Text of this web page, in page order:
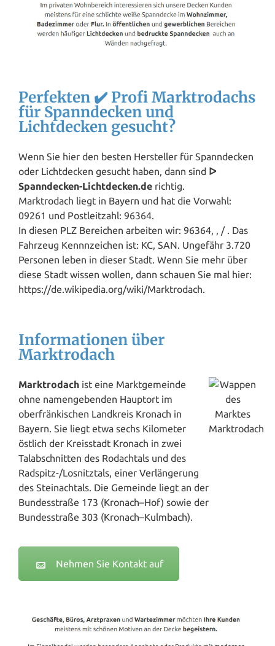
Perfekten ✔️ Profi Marktrodachs
für Spanndecken und
Lichtdecken gesucht?
Wenn Sie hier den besten Hersteller für Spanndecken
oder Lichtdecken gesucht haben, dann sind ᐅ
Spanndecken-Lichtdecken.de richtig.
Marktrodach liegt in Bayern und hat die Vorwahl:
09261 und Postleitzahl: 96364.
In diesen PLZ Bereichen arbeiten wir: 96364, , / . Das
Fahrzeug Kennnzeichen ist: KC, SAN. Ungefähr 3.720
Personen leben in dieser Stadt. Wenn Sie mehr über
diese Stadt wissen wollen, dann schauen Sie mal hier:
https://de.wikipedia.org/wiki/Marktrodach.
Informationen über
Marktrodach
Marktrodach ist eine Marktgemeinde
ohne namengebenden Hauptort im
oberfränkischen Landkreis Kronach in
Bayern. Sie liegt etwa sechs Kilometer
östlich der Kreisstadt Kronach in zwei
Talabschnitten des Rodachtals und des
Radspitz-/Losnitztals, einer Verlängerung
des Steinachtals. Die Gemeinde liegt an der
Bundesstraße 173 (Kronach–Hof) sowie der
Bundesstraße 303 (Kronach–Kulmbach).
Nehmen Sie Kontakt auf